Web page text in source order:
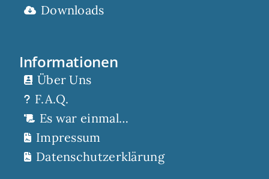
Downloads
Informationen
Über Uns
F.A.Q.
Es war einmal…
Impressum
Datenschutzerklärung